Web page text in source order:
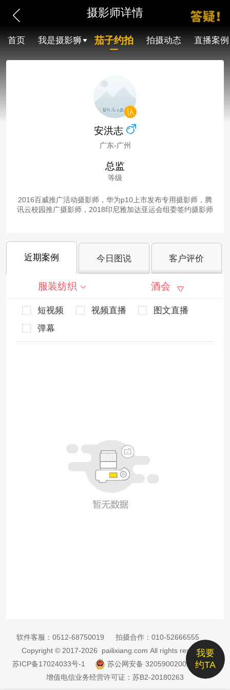
摄影师详情
首页 我是摄影狮 茄子约拍 拍摄动态 直播案例
安洪志
广东-广州
总监
等级
2016百威推广活动摄影师，华为p10上市发布专用摄影师，腾
讯云校园推广摄影师，2018印尼雅加达亚运会组委签约摄影师
近期案例 今日图说 客户评价
服装纺织 酒会
短视频 视频直播
图文直播
弹幕
我要
约TA
软件客服： 0512-68750019 拍摄合作： 010-52666555
Copyright © 2017-2026 pailixiang.com All rights reserved
苏ICP备17024033号-1
苏公网安备 32059002002885号
增值电信业务经营许可证：苏B2-20180263